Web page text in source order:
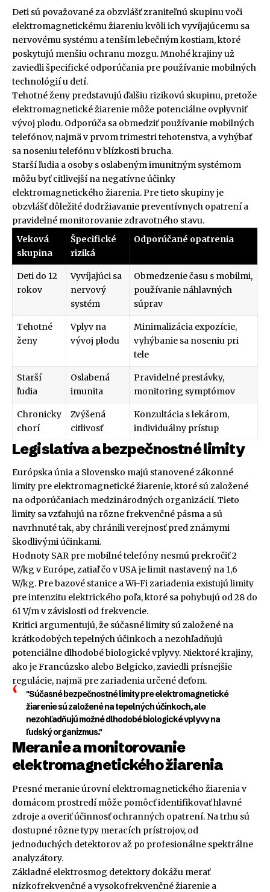
Deti sú považované za obzvlášť zraniteľnú skupinu voči
elektromagnetickému žiareniu kvôli ich vyvíjajúcemu sa
nervovému systému a tenším lebečným kostiam, ktoré
poskytujú menšiu ochranu mozgu. Mnohé krajiny už
zaviedli špecifické odporúčania pre používanie mobilných
technológií u detí.
Tehotné ženy predstavujú ďalšiu rizikovú skupinu, pretože
elektromagnetické žiarenie môže potenciálne ovplyvniť
vývoj plodu. Odporúča sa obmedziť používanie mobilných
telefónov, najmä v prvom trimestri tehotenstva, a vyhýbať
sa noseniu telefónu v blízkosti brucha.
Starší ľudia a osoby s oslabeným imunitným systémom
môžu byť citlivejší na negatívne účinky
elektromagnetického žiarenia. Pre tieto skupiny je
obzvlášť dôležité dodržiavanie preventívnych opatrení a
pravidelné monitorovanie zdravotného stavu.
Veková
skupina
Špecifické
riziká
Odporúčané opatrenia
Deti do 12
rokov
Vyvíjajúci sa
nervový
systém
Obmedzenie času s mobilmi,
používanie náhlavných
súprav
Tehotné
ženy
Vplyv na
vývoj plodu
Minimalizácia expozície,
vyhýbanie sa noseniu pri
tele
Starší
ľudia
Oslabená
imunita
Pravidelné prestávky,
monitoring symptómov
Chronicky
chorí
Zvýšená
citlivosť
Konzultácia s lekárom,
individuálny prístup
Legislatíva a bezpečnostné limity
Európska únia a Slovensko majú stanovené zákonné
limity pre elektromagnetické žiarenie, ktoré sú založené
na odporúčaniach medzinárodných organizácií. Tieto
limity sa vzťahujú na rôzne frekvenčné pásma a sú
navrhnuté tak, aby chránili verejnosť pred známymi
škodlivými účinkami.
Hodnoty SAR pre mobilné telefóny nesmú prekročiť 2
W/kg v Európe, zatiaľ čo v USA je limit nastavený na 1,6
W/kg. Pre bazové stanice a Wi-Fi zariadenia existujú limity
pre intenzitu elektrického poľa, ktoré sa pohybujú od 28 do
61 V/m v závislosti od frekvencie.
Kritici argumentujú, že súčasné limity sú založené na
krátkodobých tepelných účinkoch a nezohľadňujú
potenciálne dlhodobé biologické vplyvy. Niektoré krajiny,
ako je Francúzsko alebo Belgicko, zaviedli prísnejšie
regulácie, najmä pre zariadenia určené deťom.
"Súčasné bezpečnostné limity pre elektromagnetické
žiarenie sú založené na tepelných účinkoch, ale
nezohľadňujú možné dlhodobé biologické vplyvy na
ľudský organizmus."
Meranie a monitorovanie
elektromagnetického žiarenia
Presné meranie úrovní elektromagnetického žiarenia v
domácom prostredí môže pomôcť identifikovať hlavné
zdroje a overiť účinnosť ochranných opatrení. Na trhu sú
dostupné rôzne typy meracích prístrojov, od
jednoduchých detektorov až po profesionálne spektrálne
analyzátory.
Základné elektrosmog detektory dokážu merať
nízkofrekvenčné a vysokofrekvenčné žiarenie a